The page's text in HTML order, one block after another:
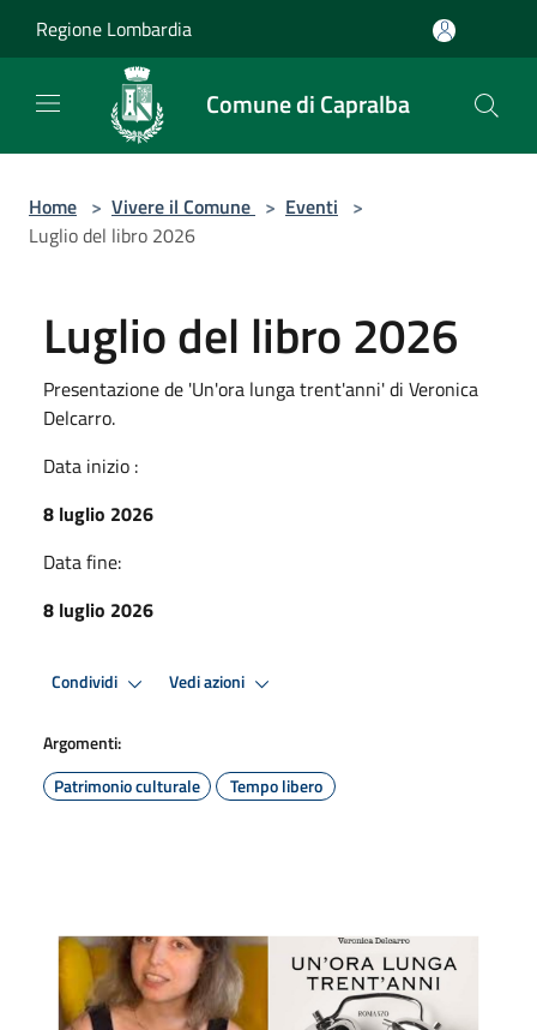
Regione Lombardia
Comune di Capralba
Home > Vivere il Comune > Eventi >
Luglio del libro 2026
Luglio del libro 2026
Presentazione de 'Un'ora lunga trent'anni' di Veronica
Delcarro.
Data inizio :
8 luglio 2026
Data fine:
8 luglio 2026
Condividi Vedi azioni
Argomenti:
Patrimonio culturale
Tempo libero